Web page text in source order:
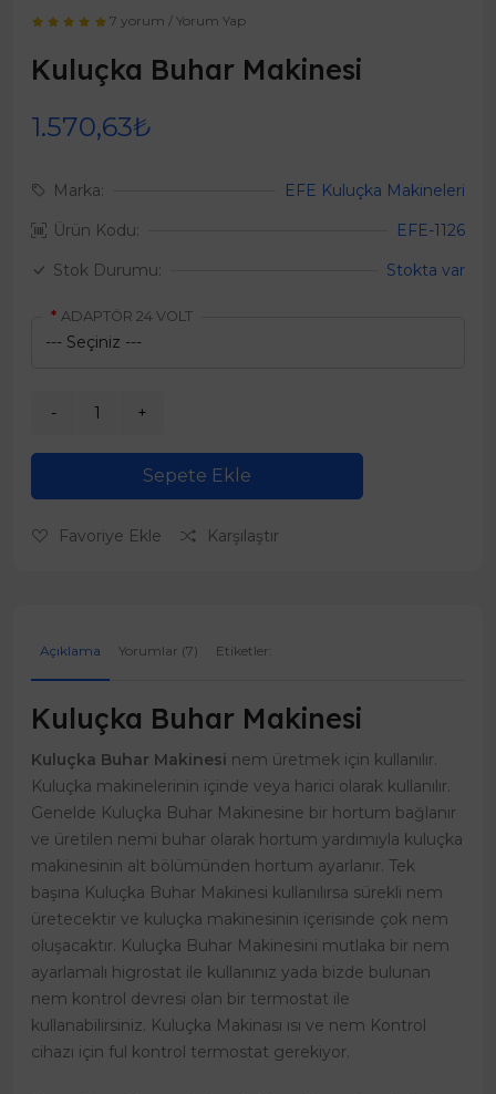
7 yorum /Yorum Yap
Kuluçka Buhar Makinesi
1.570,63₺
Marka:
EFE Kuluçka Makineleri
Ürün Kodu:
EFE-1126
Stok Durumu:
Stokta var
ADAPTÖR 24 VOLT
Sepete Ekle
Favoriye Ekle Karşılaştır
Açıklama Yorumlar (7) Etiketler:
Kuluçka Buhar Makinesi
Kuluçka Buhar Makinesi nem üretmek için kullanılır.
Kuluçka makinelerinin içinde veya harici olarak kullanılır.
Genelde Kuluçka Buhar Makinesine bir hortum bağlanır
ve üretilen nemi buhar olarak hortum yardımıyla kuluçka
makinesinin alt bölümünden hortum ayarlanır. Tek
başına Kuluçka Buhar Makinesi kullanılırsa sürekli nem
üretecektir ve kuluçka makinesinin içerisinde çok nem
oluşacaktır. Kuluçka Buhar Makinesini mutlaka bir nem
ayarlamalı higrostat ile kullanınız yada bizde bulunan
nem kontrol devresi olan bir termostat ile
kullanabilirsiniz. Kuluçka Makinası ısı ve nem Kontrol
cihazı için ful kontrol termostat gerekiyor.